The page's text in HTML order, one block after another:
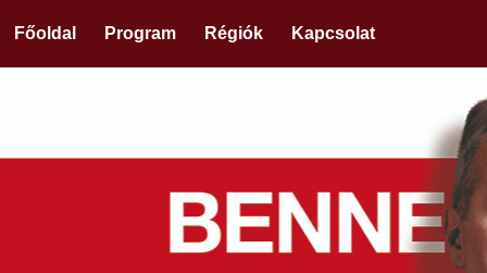
Főoldal Program Régiók Kapcsolat